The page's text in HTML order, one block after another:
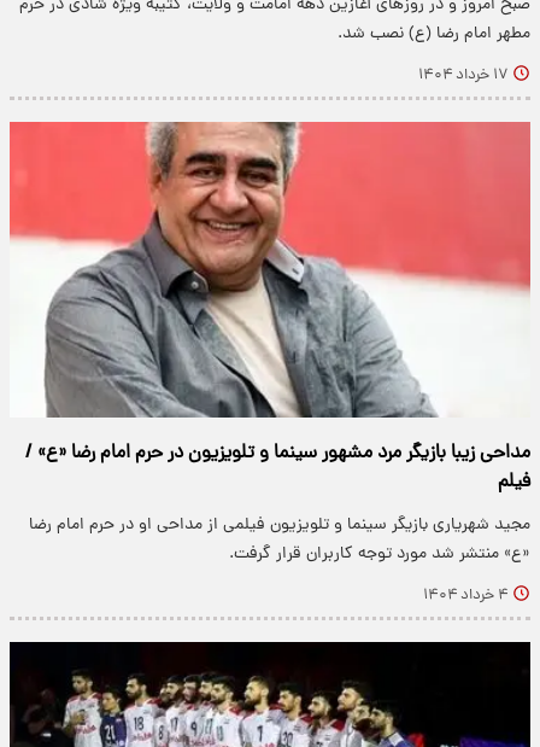
صبح امروز و در روزهای آغازین دهه امامت و ولایت، کتیبه ویژه شادی در حرم
مطهر امام رضا (ع) نصب شد.
۱۷ خرداد ۱۴۰۴
مداحی زیبا بازیگر مرد مشهور سینما و تلویزیون در حرم امام رضا «ع» /
فیلم
مجید شهریاری بازیگر سینما و تلویزیون فیلمی از مداحی او در حرم امام رضا
«ع» منتشر شد مورد توجه کاربران قرار گرفت.
۴ خرداد ۱۴۰۴